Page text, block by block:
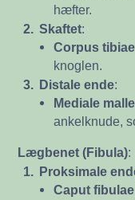
hæfter.
2. Skaftet:
Corpus
knoglen.
3. Distale ende:
Mediale
ankelknude,
Lægbenet (Fibula):
1. Proksimale
Caput